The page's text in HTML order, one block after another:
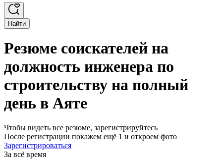
Найти
Резюме соискателей на
должность инженера по
строительству на полный
день в Аяте
Чтобы видеть все резюме, зарегистрируйтесь
После регистрации покажем ещё 1 и откроем фото
Зарегистрироваться
За всё время